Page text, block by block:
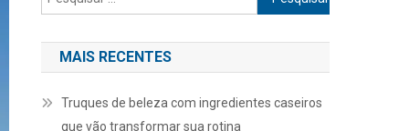
por:
MAIS RECENTES
Truques de beleza com ingredientes caseiros
que vão transformar sua rotina